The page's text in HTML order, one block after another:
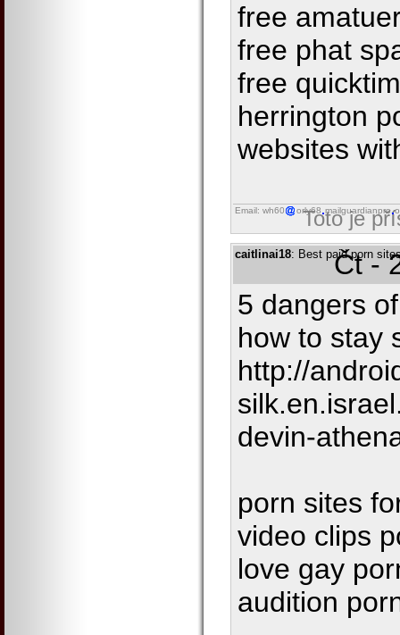
free
free phat
free
herrington
websites
Email: wh60 orly68 mailguardianpro
Toto je
caitlinai18: Best paid porn
Čt -
5 dangers
how to stay
http://
devin-
porn sites
video clips
love gay
audition